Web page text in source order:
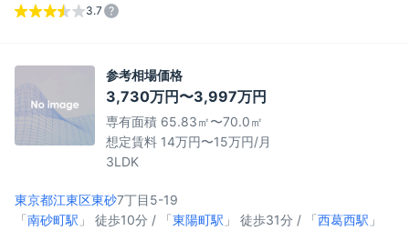
3.7
参考相場価格
3,730万円〜3,997万円
専有面積 65.83㎡〜70.0㎡
想定賃料 14万円〜15万円/月
3LDK
東京都江東区東砂7丁目5-19
「南砂町駅 」 徒歩10分 / 「東陽町駅 」 徒歩31分 / 「西葛西駅 」